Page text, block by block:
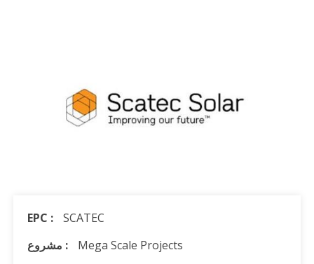
EPC :
SCATEC
مشروع :
Mega Scale Projects